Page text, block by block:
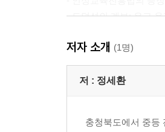
- 도덕성의 계보: 유교
- 전인적 성장의 전제: 통
- 통합 모델: 도덕적 인
- CASEL 프레임워크:
저자 소개 (1명)
저 : 정세환
충청북도에서 중등